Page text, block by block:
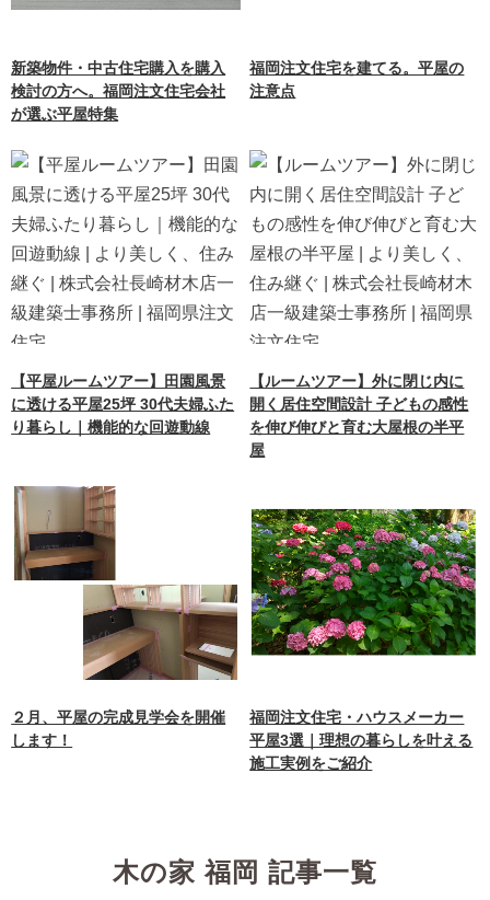
新築物件・中古住宅購入を購入
検討の方へ。福岡注文住宅会社
が選ぶ平屋特集
福岡注文住宅を建てる。平屋の
注意点
【平屋ルームツアー】田園風景
に透ける平屋25坪 30代夫婦ふた
り暮らし｜機能的な回遊動線
【ルームツアー】外に閉じ内に
開く居住空間設計 子どもの感性
を伸び伸びと育む大屋根の半平
屋
２月、平屋の完成見学会を開催
します！
福岡注文住宅・ハウスメーカー
平屋3選｜理想の暮らしを叶える
施工実例をご紹介
木の家 福岡 記事一覧